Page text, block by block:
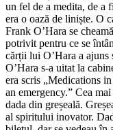
un fel de a medita, de a
era o oază de liniște. O
Frank O’Hara se cheamă
potrivit pentru ce se
cărții lui O’Hara a
O’Hara s-a uitat la
era scris „Medications
an emergency.” Cea
dada din greșeală.
al spiritului inovator.